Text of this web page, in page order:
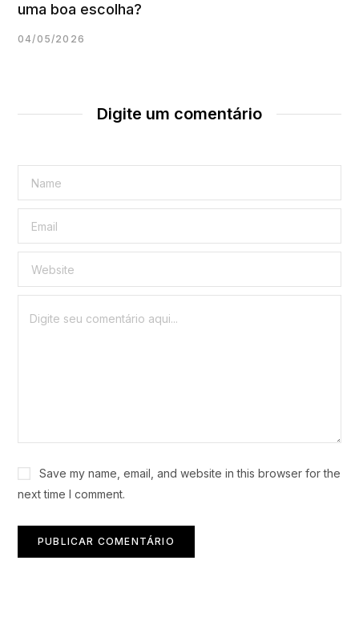
uma boa escolha?
04/05/2026
Digite um comentário
Save my name, email, and website in this browser for the
next time I comment.